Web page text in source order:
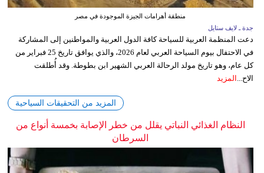
منطقة أهرامات الجيزة الموجودة في مصر
جدة ـ لايف ستايل
دعت المنظمة العربية للسياحة كافة الدول العربية والمواطنين إلى المشاركة
في الاحتفال بيوم السياحة العربي لعام 2026، والذي يوافق تاريخ 25 فبراير من
كل عام، وهو تاريخ مولد الرحالة العربي الشهير ابن بطوطة. وقد أُطلقت
الاح... المزيد
المزيد من التحقيقات السياحية
النظام الغذائي النباتي يقلل من خطر الإصابة بخمسة أنواع من
السرطان